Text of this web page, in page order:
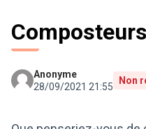
Anonyme
28/09/2021 21:55
Non